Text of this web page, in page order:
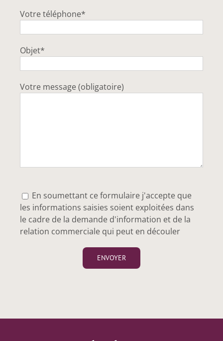
Votre téléphone*
Objet*
Votre message (obligatoire)
En soumettant ce formulaire j'accepte que
les informations saisies soient exploitées dans
le cadre de la demande d'information et de la
relation commerciale qui peut en découler